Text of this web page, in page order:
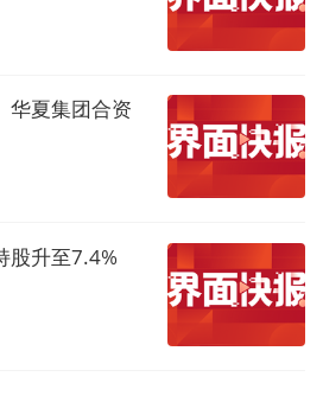
华夏集团合资
股升至7.4%